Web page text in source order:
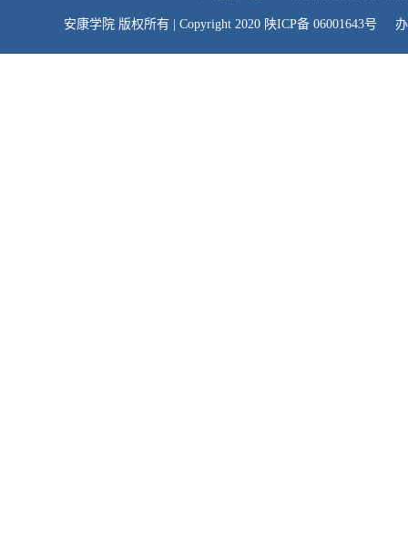
安康学院 版权所有 | Copyright 2020 陕ICP备 06001643号